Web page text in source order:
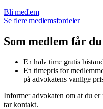
Bli medlem
Se flere medlemsfordeler
Som medlem får du
En halv time gratis bistand
En timepris for
på advokatens vanlige
Informer advokaten om at du er
tar kontakt.